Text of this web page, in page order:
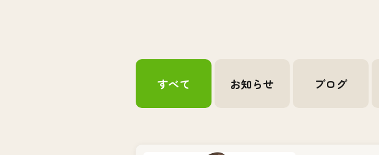
すべて お知らせ ブログ